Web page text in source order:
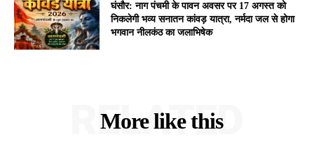
घंसौर: नाग पंचमी के पावन अवसर पर 17 अगस्त को
निकलेगी भव्य सनातन कांवड़ यात्रा, नर्मदा जल से होगा
भगवान नीलकंठ का जलाभिषेक
More like this
RELATED